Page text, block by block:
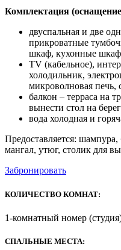
Комплектация
двуспальная и две
прикроватные
шкаф, кухонные
TV (кабельное),
холодильник,
микроволновая печь,
балкон – терраса на
вынести стол на
вода холодная и
Предоставляется:
мангал, утюг, столик для
Забронировать
КОЛИЧЕСТВО КОМНАТ:
1-комнатный номер
СПАЛЬНЫЕ МЕСТА: